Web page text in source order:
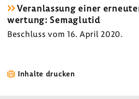
Veran­las­sung einer
wer­tung: Sema­glutid
Beschluss vom 16. April 2020.
Inhalte drucken